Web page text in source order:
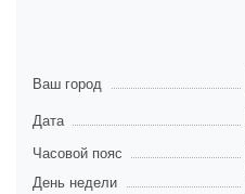
Ваш город
Дата
Часовой пояс
День недели